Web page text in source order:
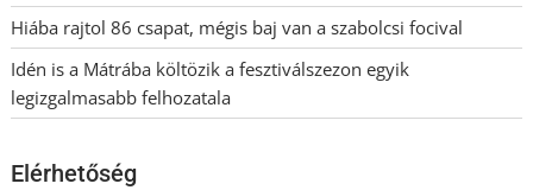
Hiába rajtol 86 csapat, mégis baj van a szabolcsi focival
Idén is a Mátrába költözik a fesztiválszezon egyik
legizgalmasabb felhozatala
Elérhetőség